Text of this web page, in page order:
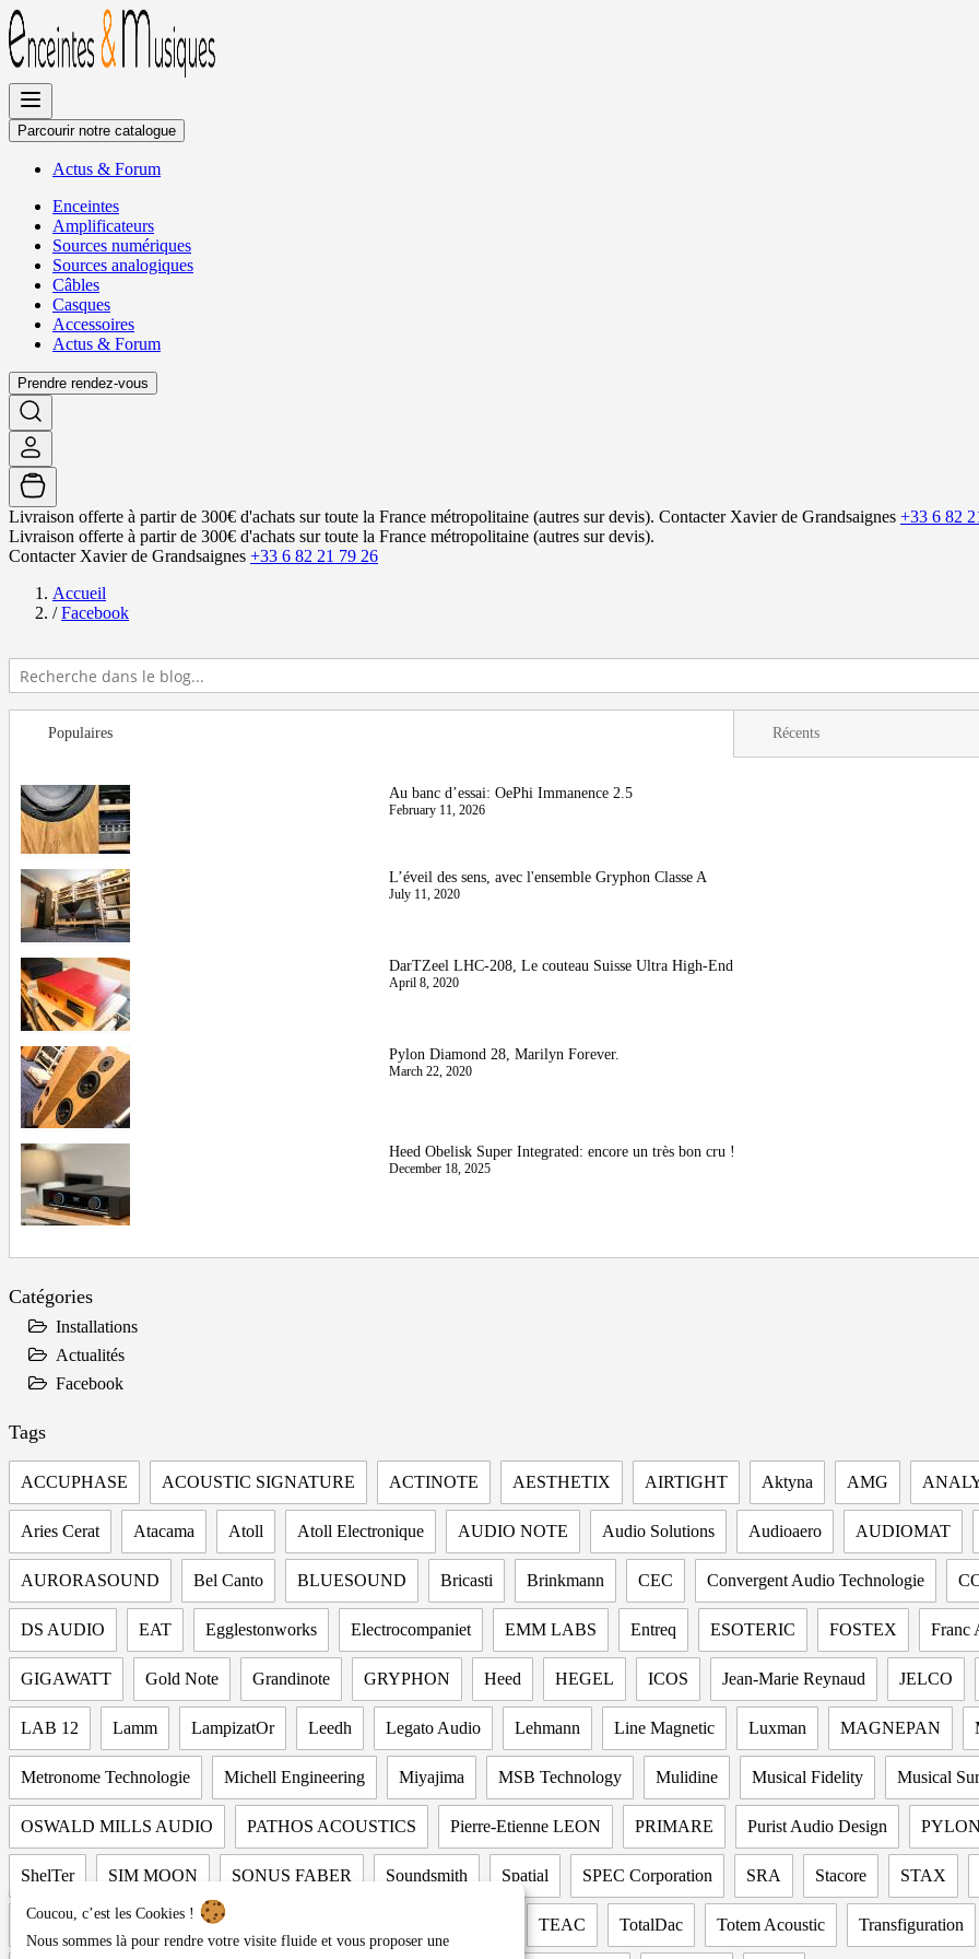
Allez
au
contenu
Parcourir notre catalogue
Actus & Forum
Enceintes
Amplificateurs
Sources numériques
Sources analogiques
Câbles
Casques
Accessoires
Actus & Forum
Prendre rendez-vous
Livraison offerte à partir de 300€ d'achats sur toute la France métropolitaine (autres sur devis). Contacter Xavier de Grandsaignes +33 6 82
Livraison offerte à partir de 300€ d'achats sur toute la France métropolitaine (autres sur devis).
Contacter Xavier de Grandsaignes +33 6 82 21 79 26
Accueil
/ Facebook
Populaires
Au banc d’essai: OePhi Immanence 2.5
February 11, 2026
L’éveil des sens, avec l'ensemble Gryphon Classe A
July 11, 2020
DarTZeel LHC-208, Le couteau Suisse Ultra High-End
April 8, 2020
Pylon Diamond 28, Marilyn Forever.
March 22, 2020
Heed Obelisk Super Integrated: encore un très bon cru !
December 18, 2025
Récents
Catégories
Installations
Actualités
Facebook
Tags
ACCUPHASE ACOUSTIC SIGNATURE ACTINOTE AESTHETIX AIRTIGHT Aktyna AMG
Aries Cerat Atacama Atoll Atoll Electronique AUDIO NOTE Audio Solutions Audioaero AUDIOMAT
AURORASOUND Bel Canto BLUESOUND Bricasti Brinkmann CEC Convergent Audio Technologie
DS AUDIO EAT Egglestonworks Electrocompaniet EMM LABS Entreq ESOTERIC FOSTEX Franc
GIGAWATT Gold Note Grandinote GRYPHON Heed HEGEL ICOS Jean-Marie Reynaud JELCO
LAB 12 Lamm LampizatOr Leedh Legato Audio Lehmann Line Magnetic Luxman MAGNEPAN
Metronome Technologie Michell Engineering Miyajima MSB Technology Mulidine Musical Fidelity Musical
OSWALD MILLS AUDIO PATHOS ACOUSTICS Pierre-Etienne LEON PRIMARE Purist Audio Design PYLON
ShelTer SIM MOON SONUS FABER Soundsmith Spatial SPEC Corporation SRA Stacore STAX
SYNERGISTIC RESEARCH TEAC TotalDac Totem Acoustic Transfiguration
Coucou, c’est les Cookies !
Nous sommes là pour rendre votre visite fluide et vous proposer une